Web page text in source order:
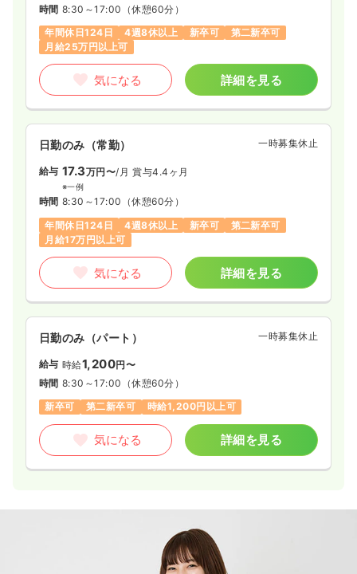
時間 8:30～17:00 （休憩60分）
年間休日124日
4週8休以上 新卒可
第二新卒可
月給25万円以上可
気になる 詳細を見る
日勤のみ（常勤） 一時募集休止
給与 17.3万円〜/月 賞与4.4ヶ月
※一例
時間 8:30～17:00 （休憩60分）
年間休日124日
4週8休以上 新卒可
第二新卒可
月給17万円以上可
気になる 詳細を見る
日勤のみ（パート） 一時募集休止
給与 時給1,200円〜
時間 8:30～17:00 （休憩60分）
新卒可
第二新卒可 時給1,200円以上可
気になる 詳細を見る